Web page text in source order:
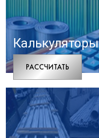
Калькуляторы
РАCСЧИТАТЬ